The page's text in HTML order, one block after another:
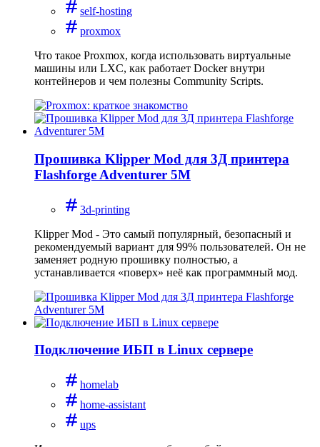
self-hosting
proxmox
Что такое Proxmox, когда использовать виртуальные
машины или LXC, как работает Docker внутри
контейнеров и чем полезны Community Scripts.
Прошивка Klipper Mod для 3Д принтера
Flashforge Adventurer 5M
3d-printing
Klipper Mod - Это самый популярный, безопасный и
рекомендуемый вариант для 99% пользователей. Он не
заменяет родную прошивку полностью, а
устанавливается «поверх» неё как программный мод.
Подключение ИБП в Linux сервере
homelab
home-assistant
ups